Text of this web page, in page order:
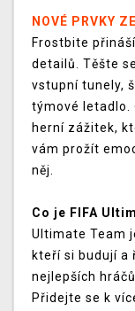
NOVÉ PRVKY
Frostbite
detailů. Těšte
vstupní tunely,
týmové letadlo.
herní zážitek,
vám prožít
něj.
Co je FIFA
Ultimate Team
kteří si budují
nejlepších
Přidejte se k